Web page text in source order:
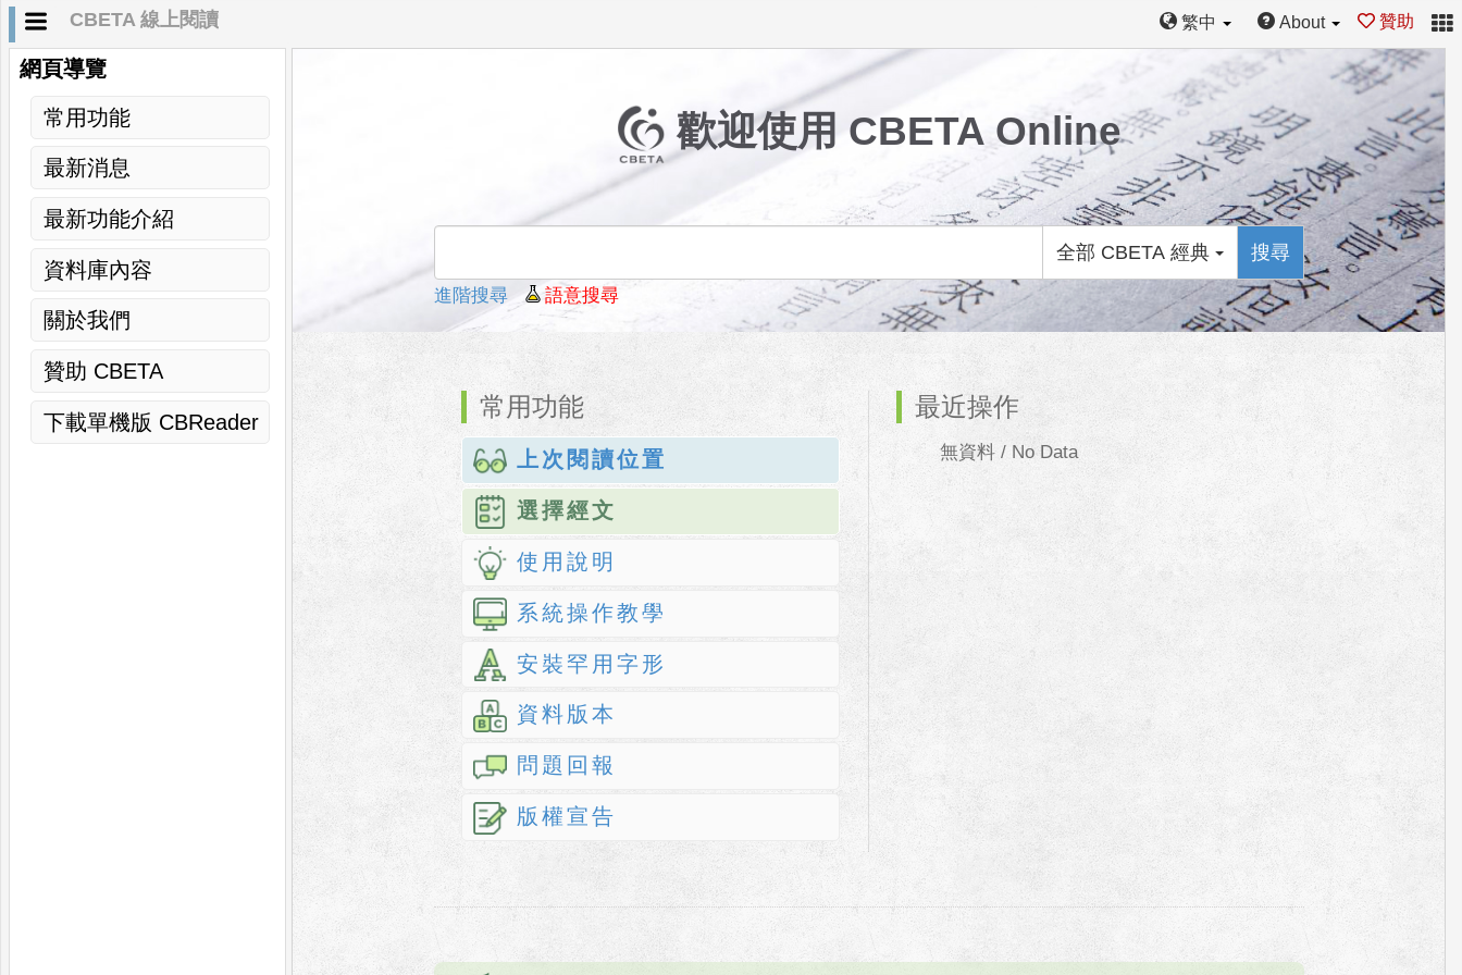
CBETA 線上閱讀 繁中 About 贊助
網頁導覽
常用功能
最新消息
最新功能介紹
資料庫內容
關於我們
贊助 CBETA
下載單機版 CBReader
歡迎使用 CBETA Online
全部 CBETA 經典 搜尋
進階搜尋 語意搜尋
常用功能
上次閱讀位置
選擇經文
使用說明
系統操作教學
安裝罕用字形
資料版本
問題回報
版權宣告
最近操作
無資料 / No Data